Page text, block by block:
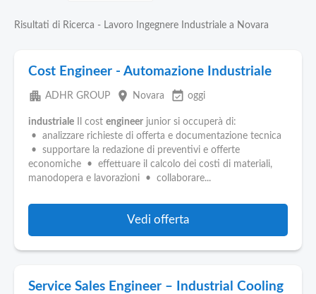
professioni
Blog
Offerte
Area
Risultati di Ricerca - Lavoro Ingegnere Industriale a Novara
Cost Engineer - Automazione Industriale
apartment ADHR GROUP place Novara event_available oggi
industriale Il cost engineer junior si occuperà di:
• analizzare richieste di offerta e documentazione tecnica
• supportare la redazione di preventivi e offerte
economiche • effettuare il calcolo dei costi di materiali,
manodopera e lavorazioni • collaborare...
Vedi offerta
Service Sales Engineer – Industrial Cooling